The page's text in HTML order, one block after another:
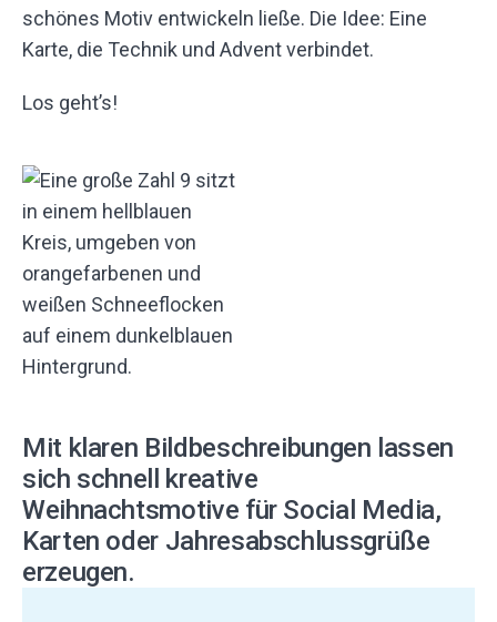
schönes Motiv entwickeln ließe. Die Idee: Eine
Karte, die Technik und Advent verbindet.
Los geht’s!
Mit klaren Bildbeschreibungen lassen
sich schnell kreative
Weihnachtsmotive für Social Media,
Karten oder Jahresabschlussgrüße
erzeugen.